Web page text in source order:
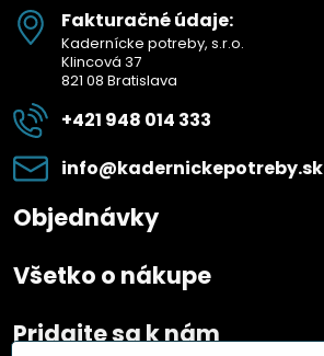
Fakturačné údaje:
Kadernícke potreby, s.r.o.
Klincová 37
821 08 Bratislava
+421 948 014 333
info​@kadernickepotreby​.sk
Objednávky
Všetko o nákupe
Pridajte sa k nám